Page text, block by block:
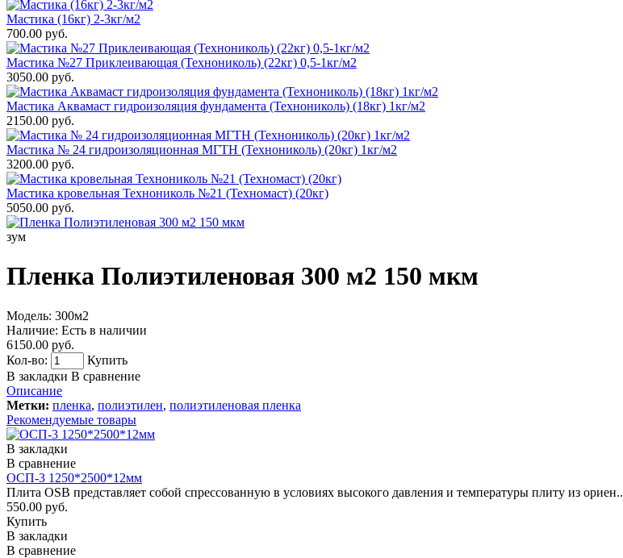
Мастика (16кг) 2-3кг/м2
700.00 руб.
Мастика №27 Приклеивающая (Технониколь) (22кг) 0,5-1кг/м2
3050.00 руб.
Мастика Аквамаст гидроизоляция фундамента (Технониколь) (18кг) 1кг/м2
2150.00 руб.
Мастика № 24 гидроизоляционная МГТН (Технониколь) (20кг) 1кг/м2
3200.00 руб.
Мастика кровельная Технониколь №21 (Техномаст) (20кг)
5050.00 руб.
зум
Пленка Полиэтиленовая 300 м2 150 мкм
Модель: 300м2
Наличие: Есть в наличии
6150.00 руб.
Кол-во:
Купить
В закладки В сравнение
Описание
Метки: пленка, полиэтилен, полиэтиленовая пленка
Рекомендуемые товары
В закладки
В сравнение
ОСП-3 1250*2500*12мм
Плита OSB представляет собой спрессованную в условиях высокого давления и температуры плиту из ориен..
550.00 руб.
Купить
В закладки
В сравнение